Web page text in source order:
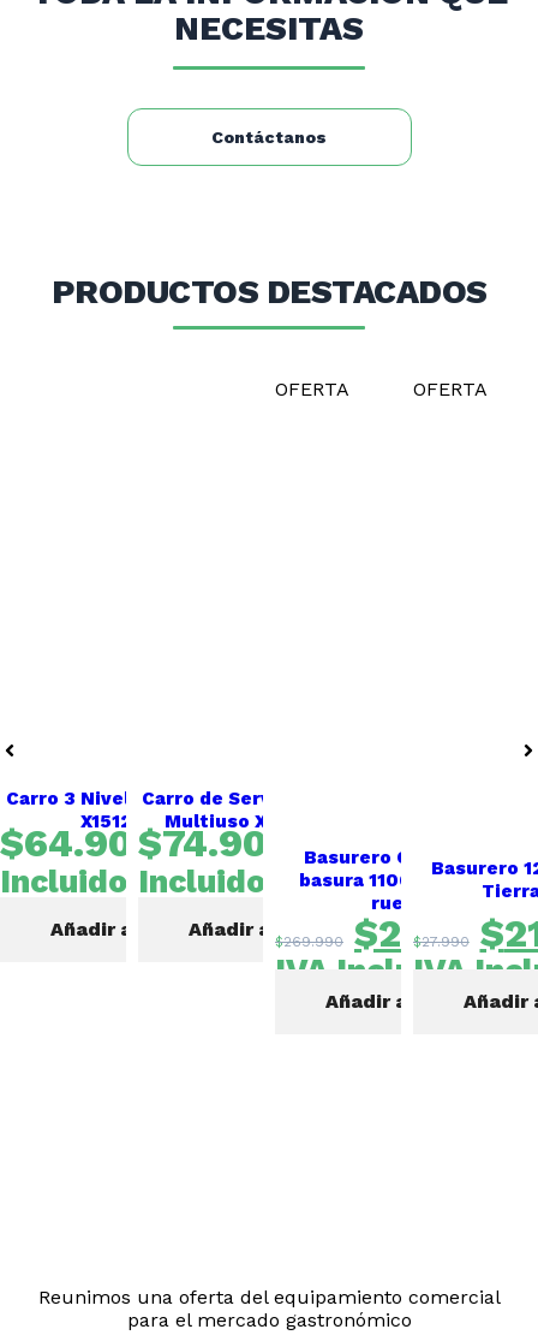
producto) grs.: 33
Porciones por envase de 1 kg.: 30
Rendimiento por 1 kg de producto (L).: 6
NECESITAS
Contáctanos
PRODUCTOS DESTACADOS
Carro 3 Niveles Multiuso –
X1512 -Gale
$64.900 IVA
Incluido
Añadir al carrito
Carro de Servicio 3 niveles
Multiuso X1511 – GALE
$74.900
IVA
Incluido
Añadir al carrito
OFERTA
Basurero Contenedor
basura 1100 Litros con
ruedas.
$269.990 $219.990
IVA Incluido
Añadir al carrito
OFERTA
Basurero
$27.990 $
IVA
Añadir
Reunimos una oferta del equipamiento comercial
para el mercado gastronómico